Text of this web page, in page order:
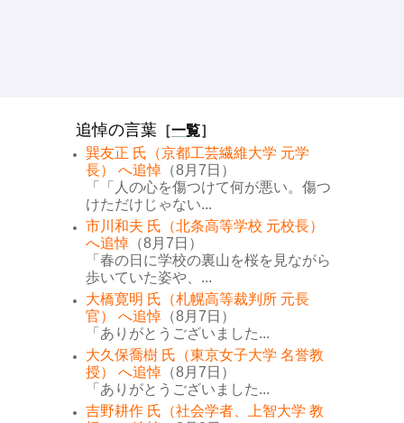
追悼の言葉 ［一覧］
巽友正 氏（京都工芸繊維大学 元学
長） へ追悼 （8月7日）
「「人の心を傷つけて何が悪い。傷つ
けただけじゃない...
市川和夫 氏（北条高等学校 元校長）
へ追悼 （8月7日）
「春の日に学校の裏山を桜を見ながら
歩いていた姿や、...
大橋寛明 氏（札幌高等裁判所 元長
官） へ追悼 （8月7日）
「ありがとうございました...
大久保喬樹 氏（東京女子大学 名誉教
授） へ追悼 （8月7日）
「ありがとうございました...
吉野耕作 氏（社会学者、上智大学 教